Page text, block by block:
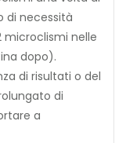
di necessità
microclismi nelle
dopo).
di risultati o del
di
a